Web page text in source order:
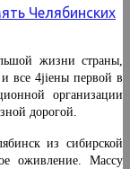
Челябинских
жизни страны,
все 4jiены первой в
организации
дорогой.
из сибирской
оживление. Массу